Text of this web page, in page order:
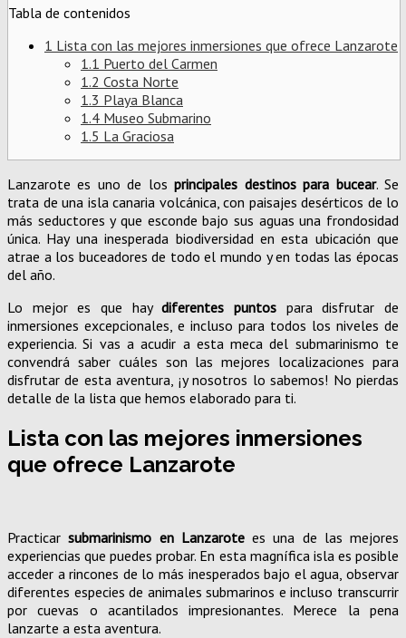
Tabla de contenidos
1 Lista con las mejores inmersiones que ofrece Lanzarote
1.1 Puerto del Carmen
1.2 Costa Norte
1.3 Playa Blanca
1.4 Museo Submarino
1.5 La Graciosa
Lanzarote es uno de losprincipales destinos para bucear. Se
trata de una isla canaria volcánica, con paisajes desérticos de lo
más seductores y que esconde bajo sus aguas una frondosidad
única. Hay una inesperada biodiversidad en esta ubicación que
atrae a los buceadores de todo el mundo y en todas las épocas
del año.
Lo mejor es que haydiferentes puntos para disfrutar de
inmersiones excepcionales, e incluso para todos los niveles de
experiencia. Si vas a acudir a esta meca del submarinismo te
convendrá saber cuáles son las mejores localizaciones para
disfrutar de esta aventura, ¡y nosotros lo sabemos! No pierdas
detalle de la lista que hemos elaborado para ti.
Lista con las mejores inmersiones
que ofrece Lanzarote
Practicarsubmarinismo en Lanzarotees una de las mejores
experiencias que puedes probar. En esta magnífica isla es posible
acceder a rincones de lo más inesperados bajo el agua, observar
diferentes especies de animales submarinos e incluso transcurrir
por cuevas o acantilados impresionantes. Merece la pena
lanzarte a esta aventura.